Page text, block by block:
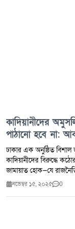
কাদিয়ানীদের
পাঠানো হবে না:
ঢাকার এক অনুষ্ঠিত
কাদিয়ানীদের বিরুদ্ধে
জামায়াত হোক—যে
ঘোষণা করবে, শুধুমাত্র তাকেই
কথা তিনি স্পষ্টভাবে তুলে ধরেন। তিনি অভিযোগ করেন, দেশের
দলগুলো সেকুলার
নভেম্বর ১৫, ২০২৫ 0